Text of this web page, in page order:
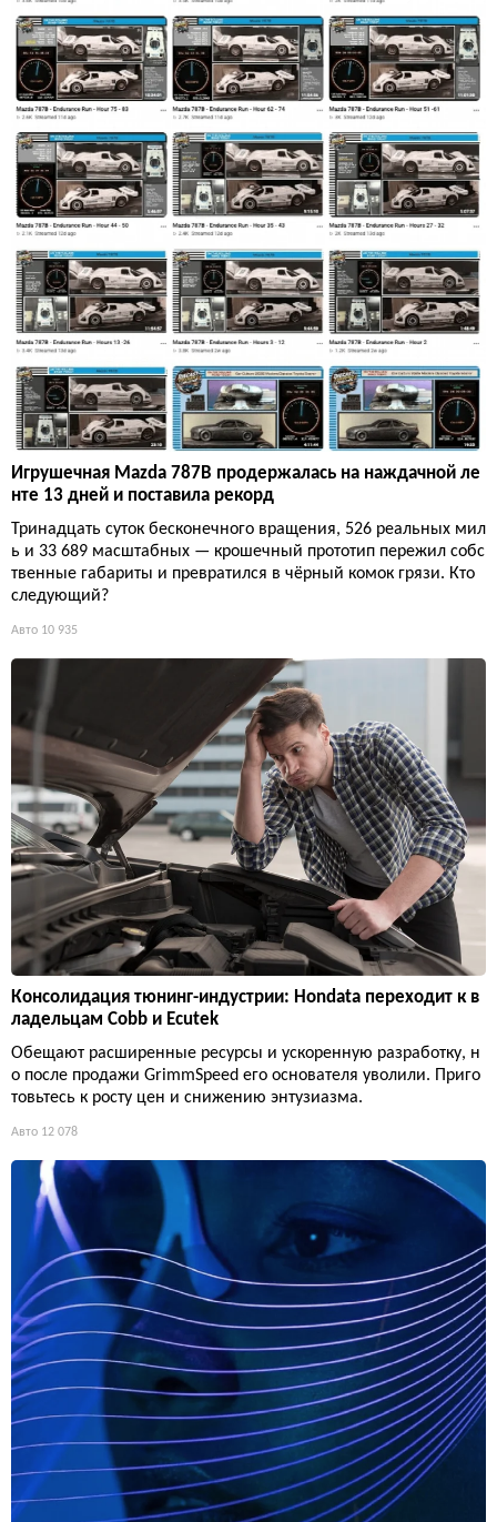
Игрушечная Mazda 787B продержалась на наждачной ле
нте 13 дней и поставила рекорд
Тринадцать суток бесконечного вращения, 526 реальных мил
ь и 33 689 масштабных — крошечный прототип пережил собс
твенные габариты и превратился в чёрный комок грязи. Кто
следующий?
Авто 10 935
Консолидация тюнинг-индустрии: Hondata переходит к в
ладельцам Cobb и Ecutek
Обещают расширенные ресурсы и ускоренную разработку, н
о после продажи GrimmSpeed его основателя уволили. Приго
товьтесь к росту цен и снижению энтузиазма.
Авто 12 078